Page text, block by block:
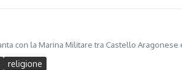
con la Marina Militare tra Castello Aragonese
religione